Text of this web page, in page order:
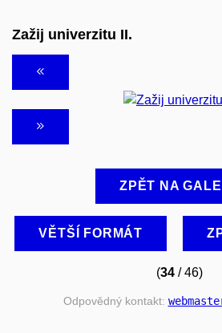
Zažij univerzitu II.
ZPĚT NA
VĚTŠÍ FORMÁT
(34 / 46)
Odpovědný kontakt: